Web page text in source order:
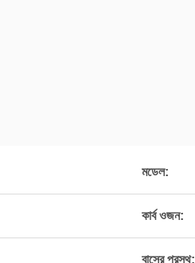
মডেল:
কার্ব ওজন:
বাসের প্রস্থ: